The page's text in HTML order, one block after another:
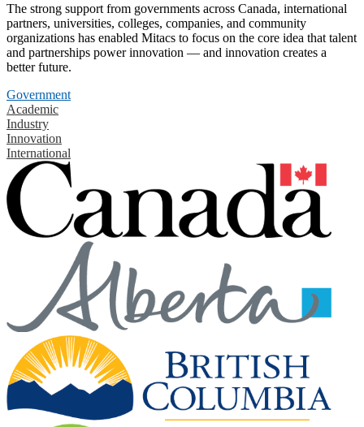
The strong support from governments across Canada, international
partners, universities, colleges, companies, and community
organizations has enabled Mitacs to focus on the core idea that talent
and partnerships power innovation — and innovation creates a
better future.
Government
Academic
Industry
Innovation
International